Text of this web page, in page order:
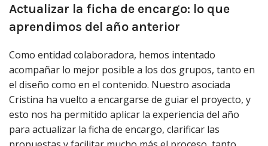
Actualizar la ficha de encargo: lo que
aprendimos del año anterior
Como entidad colaboradora, hemos intentado
acompañar lo mejor posible a los dos grupos, tanto en
el diseño como en el contenido. Nuestro asociada
Cristina ha vuelto a encargarse de guiar el proyecto, y
esto nos ha permitido aplicar la experiencia del año
para actualizar la ficha de encargo, clarificar las